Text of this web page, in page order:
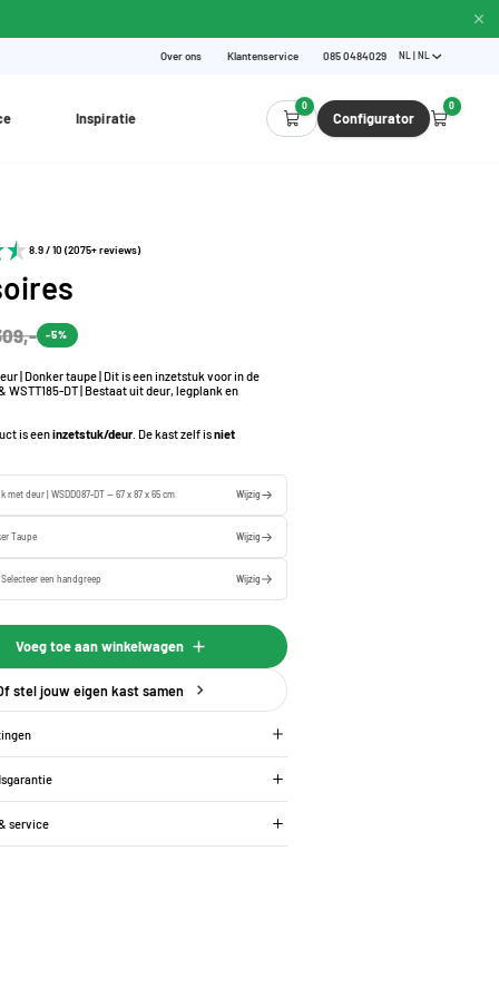
Over ons Klantenservice 085 0484029 NL | NL
Inspiratie
0
Configurator
0
8.9 / 10 (2075+ reviews)
-5%
| Donker taupe | Dit is een inzetstuk voor in de
WSTT185-DT | Bestaat uit deur, legplank en
is eeninzetstuk/deur . De kast zelf isniet
met deur | WSDD087-DT — 67 x 87 x 65 cm Wijzig
Taupe Wijzig
Selecteer een handgreep Wijzig
Voeg toe aan winkelwagen
stel jouw eigen kast samen
service